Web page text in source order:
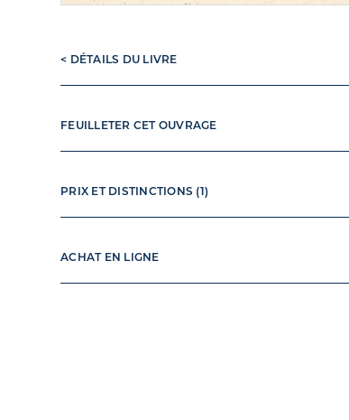
< DÉTAILS DU LIVRE
FEUILLETER CET OUVRAGE
PRIX ET DISTINCTIONS (1)
ACHAT EN LIGNE